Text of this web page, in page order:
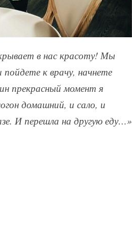
в нас красоту! Мы
пойдете к врачу, начнете
прекрасный момент я
домашний, и сало, и
И перешла на другую еду…»